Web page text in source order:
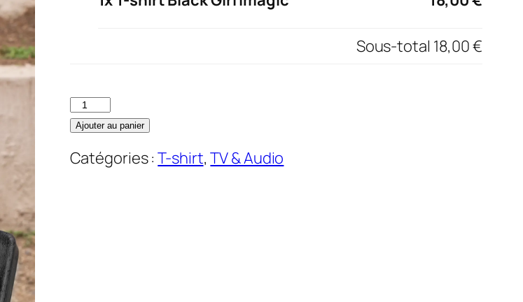
Sous-total 18,00 €
quantité
de
shirt
Ajouter au panier
Catégories :T-shirt,TV & Audio